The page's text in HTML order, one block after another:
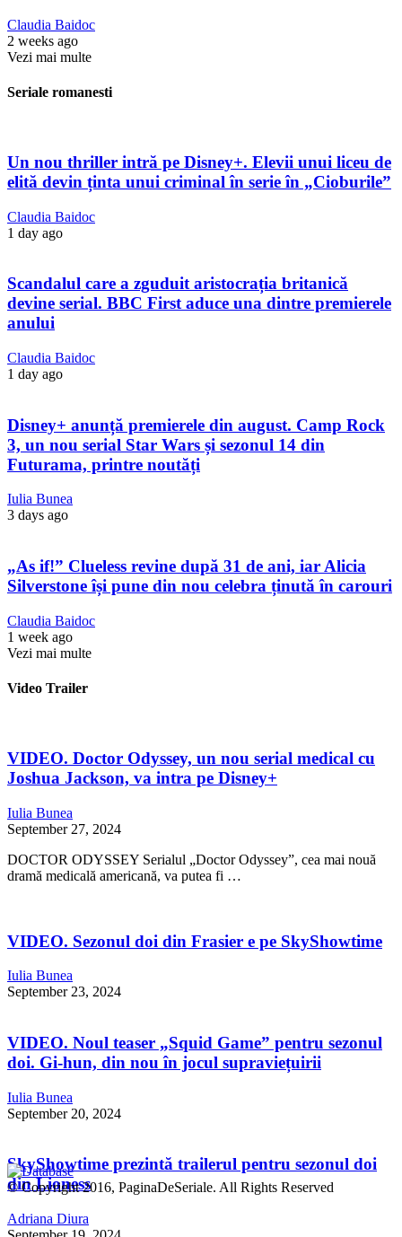
Claudia Baidoc
2 weeks ago
Vezi mai multe
Seriale romanesti
Un nou thriller intră pe Disney+. Elevii unui liceu de
elită devin ținta unui criminal în serie în „Cioburile”
Claudia Baidoc
1 day ago
Scandalul care a zguduit aristocrația britanică
devine serial. BBC First aduce una dintre premierele
anului
Claudia Baidoc
1 day ago
Disney+ anunță premierele din august. Camp Rock
3, un nou serial Star Wars și sezonul 14 din
Futurama, printre noutăți
Iulia Bunea
3 days ago
„As if!” Clueless revine după 31 de ani, iar Alicia
Silverstone își pune din nou celebra ținută în carouri
Claudia Baidoc
1 week ago
Vezi mai multe
Video Trailer
VIDEO. Doctor Odyssey, un nou serial medical cu
Joshua Jackson, va intra pe Disney+
Iulia Bunea
September 27, 2024
DOCTOR ODYSSEY Serialul „Doctor Odyssey”, cea mai nouă
dramă medicală americană, va putea fi …
VIDEO. Sezonul doi din Frasier e pe SkyShowtime
Iulia Bunea
September 23, 2024
VIDEO. Noul teaser „Squid Game” pentru sezonul
doi. Gi-hun, din nou în jocul supraviețuirii
Iulia Bunea
September 20, 2024
SkyShowtime prezintă trailerul pentru sezonul doi
din Lioness
Adriana Diura
© Copyright 2016, PaginaDeSeriale. All Rights Reserved